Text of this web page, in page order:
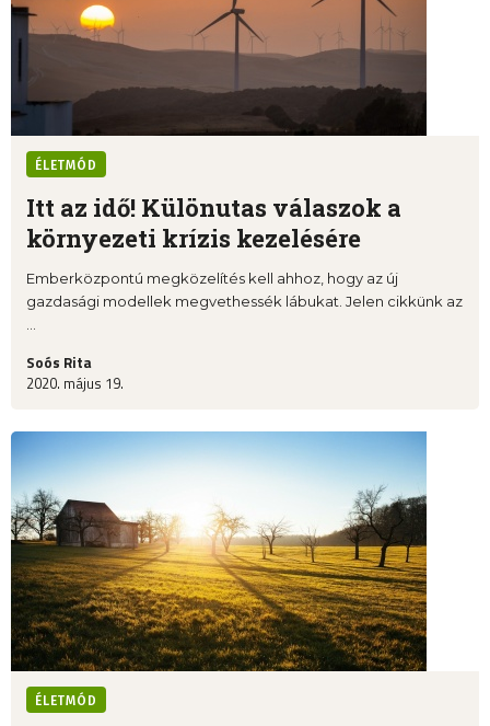
ÉLETMÓD
Itt az idő! Különutas válaszok a
környezeti krízis kezelésére
Emberközpontú megközelítés kell ahhoz, hogy az új
gazdasági modellek megvethessék lábukat. Jelen cikkünk az
Soós Rita
2020. május 19.
ÉLETMÓD